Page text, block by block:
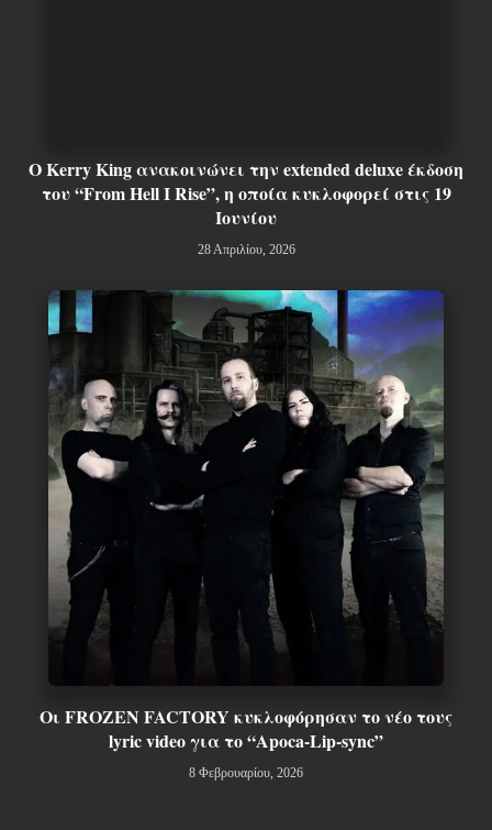
Ο Kerry King ανακοινώνει την extended deluxe έκδοση
του “From Hell I Rise”, η οποία κυκλοφορεί στις 19
Ιουνίου
28 Απριλίου, 2026
Οι FROZEN FACTORY κυκλοφόρησαν το νέο τους
lyric video για το “Apoca-Lip-sync”
8 Φεβρουαρίου, 2026